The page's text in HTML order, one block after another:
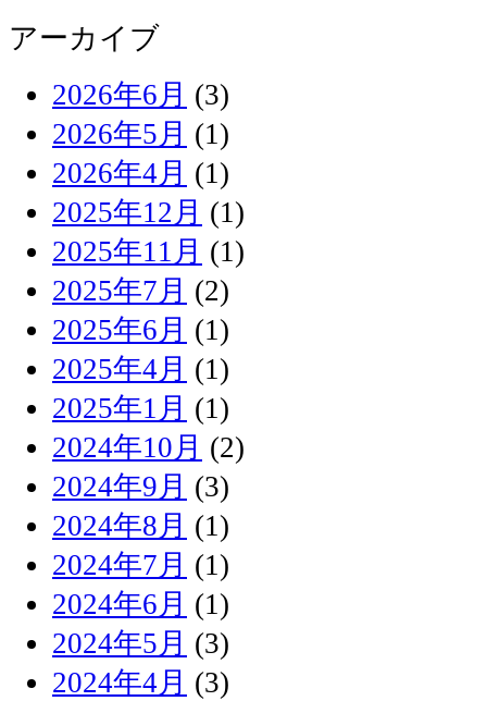
アーカイブ
2026年6月 (3)
2026年5月 (1)
2026年4月 (1)
2025年12月 (1)
2025年11月 (1)
2025年7月 (2)
2025年6月 (1)
2025年4月 (1)
2025年1月 (1)
2024年10月 (2)
2024年9月 (3)
2024年8月 (1)
2024年7月 (1)
2024年6月 (1)
2024年5月 (3)
2024年4月 (3)